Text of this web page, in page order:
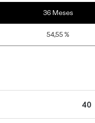
36 Meses
54,55 %
40